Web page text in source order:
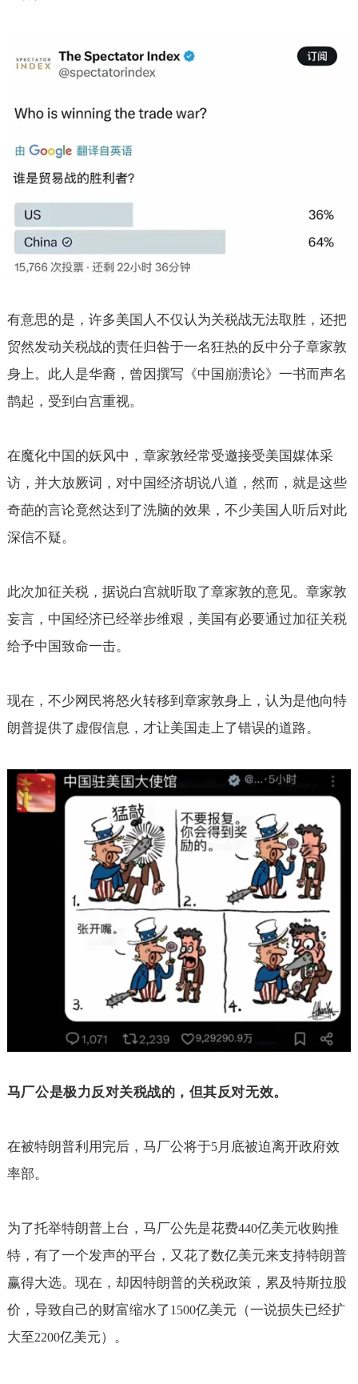
有意思的是，许多美国人不仅认为关税战无法取胜，还把
贸然发动关税战的责任归咎于一名狂热的反中分子章家敦
身上。此人是华裔，曾因撰写《中国崩溃论》一书而声名
鹊起，受到白宫重视。
在魔化中国的妖风中，章家敦经常受邀接受美国媒体采
访，并大放厥词，对中国经济胡说八道，然而，就是这些
奇葩的言论竟然达到了洗脑的效果，不少美国人听后对此
深信不疑。
此次加征关税，据说白宫就听取了章家敦的意见。章家敦
妄言，中国经济已经举步维艰，美国有必要通过加征关税
给予中国致命一击。
现在，不少网民将怒火转移到章家敦身上，认为是他向特
朗普提供了虚假信息，才让美国走上了错误的道路。
马厂公是极力反对关税战的，但其反对无效。
在被特朗普利用完后，马厂公将于5月底被迫离开政府效
率部。
为了托举特朗普上台，马厂公先是花费440亿美元收购推
特，有了一个发声的平台，又花了数亿美元来支持特朗普
赢得大选。现在，却因特朗普的关税政策，累及特斯拉股
价，导致自己的财富缩水了1500亿美元（一说损失已经扩
大至2200亿美元）。